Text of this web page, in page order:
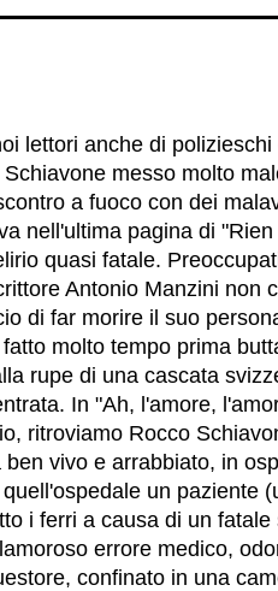
lettori anche di polizieschi
messo molto
a fuoco con dei
nell'ultima pagina di
quasi fatale.
Antonio Manzini non
di far morire il suo
molto tempo prima
rupe di una cascata
In "Ah, l'amore,
ritroviamo Rocco
vivo e arrabbiato, in
un paziente
i ferri a causa di un fatale
errore medico,
confinato in una